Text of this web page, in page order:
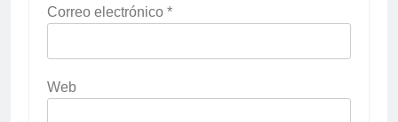
Correo electrónico *
Web